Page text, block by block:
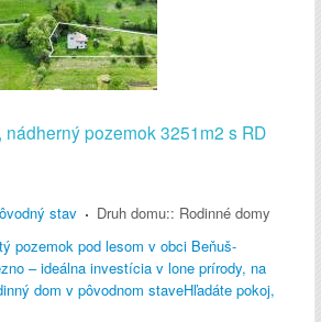
nádherný pozemok 3251m2 s RD
stav Druh domu:: Rodinné domy
pozemok pod lesom v obci Beňuš-
– ideálna investícia v lone prírody, na
dom v pôvodnom staveHľadáte pokoj,